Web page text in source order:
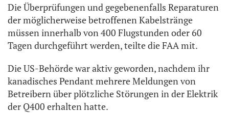
Die Überprüfungen und gegebenenfalls Reparaturen
der möglicherweise betroffenen Kabelstränge
müssen innerhalb von 400 Flugstunden oder 60
Tagen durchgeführt werden, teilte die FAA mit.
Die US-Behörde war aktiv geworden, nachdem ihr
kanadisches Pendant mehrere Meldungen von
Betreibern über plötzliche Störungen in der Elektrik
der Q400 erhalten hatte.